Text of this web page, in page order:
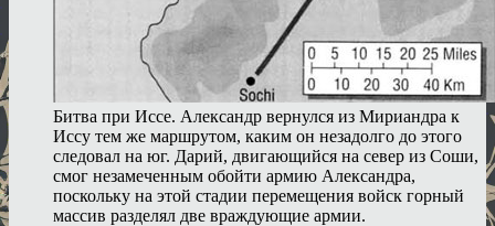
Битва при Иссе. Александр вернулся из Мириандра к
Иссу тем же маршрутом, каким он незадолго до этого
следовал на юг. Дарий, двигающийся на север из Соши,
смог незамеченным обойти армию Александра,
поскольку на этой стадии перемещения войск горный
массив разделял две враждующие армии.